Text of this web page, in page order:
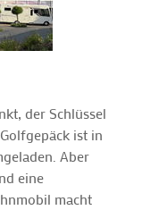
der Schlüssel
ist in
Aber
eine
macht